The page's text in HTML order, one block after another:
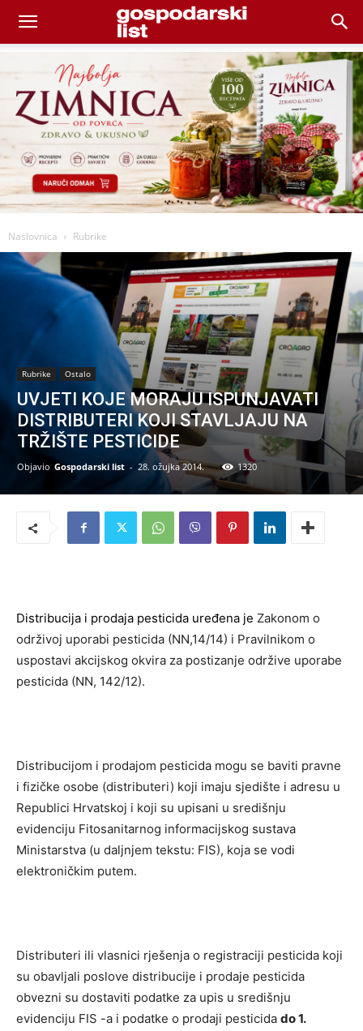
Naslovnica Rubrike
Rubrike Ostalo
UVJETI KOJE MORAJU ISPUNJAVATI
DISTRIBUTERI KOJI STAVLJAJU NA
TRŽIŠTE PESTICIDE
Objavio Gospodarski list - 28. ožujka 2014. 1320
Distribucija i prodaja pesticida uređena je Zakonom o
održivoj uporabi pesticida (NN,14/14) i Pravilnikom o
uspostavi akcijskog okvira za postizanje održive uporabe
pesticida (NN, 142/12).
Distribucijom i prodajom pesticida mogu se baviti pravne
i fizičke osobe (distributeri) koji imaju sjedište i adresu u
Republici Hrvatskoj i koji su upisani u središnju
evidenciju Fitosanitarnog informacijskog sustava
Ministarstva (u daljnjem tekstu: FIS), koja se vodi
elektroničkim putem.
Distributeri ili vlasnici rješenja o registraciji pesticida koji
su obavljali poslove distribucije i prodaje pesticida
obvezni su dostaviti podatke za upis u središnju
evidenciju FIS -a i podatke o prodaji pesticida do 1.